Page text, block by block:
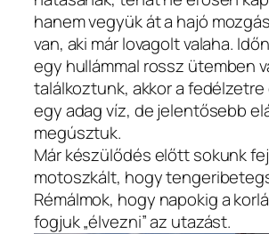
hanem vegyük át a hajó
van, aki már lovagolt valaha.
egy hullámmal rossz ütemben
találkoztunk, akkor a
egy adag víz, de jelentősebb
megúsztuk.
Már készülődés előtt sokunk
motoszkált, hogy
Rémálmok, hogy napokig a
fogjuk „élvezni” az utazást.